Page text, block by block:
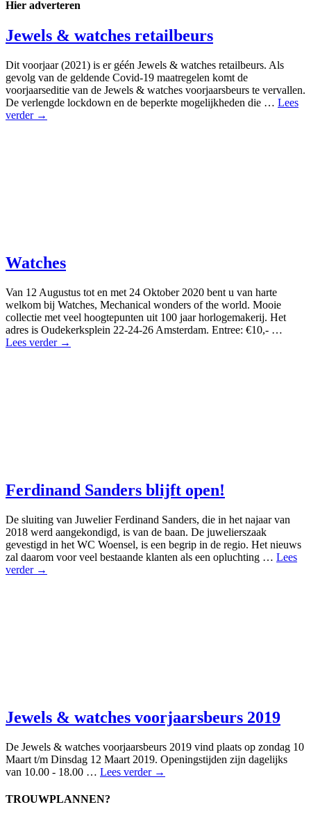
Hier adverteren
Jewels & watches retailbeurs
Dit voorjaar (2021) is er géén Jewels & watches retailbeurs. Als
gevolg van de geldende Covid-19 maatregelen komt de
voorjaarseditie van de Jewels & watches voorjaarsbeurs te vervallen.
De verlengde lockdown en de beperkte mogelijkheden die … Lees
verder →
Watches
Van 12 Augustus tot en met 24 Oktober 2020 bent u van harte
welkom bij Watches, Mechanical wonders of the world. Mooie
collectie met veel hoogtepunten uit 100 jaar horlogemakerij. Het
adres is Oudekerksplein 22-24-26 Amsterdam. Entree: €10,- …
Lees verder →
Ferdinand Sanders blijft open!
De sluiting van Juwelier Ferdinand Sanders, die in het najaar van
2018 werd aangekondigd, is van de baan. De juwelierszaak
gevestigd in het WC Woensel, is een begrip in de regio. Het nieuws
zal daarom voor veel bestaande klanten als een opluchting … Lees
verder →
Jewels & watches voorjaarsbeurs 2019
De Jewels & watches voorjaarsbeurs 2019 vind plaats op zondag 10
Maart t/m Dinsdag 12 Maart 2019. Openingstijden zijn dagelijks
van 10.00 - 18.00 … Lees verder →
TROUWPLANNEN?